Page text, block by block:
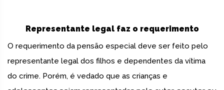
Representante legal faz o requerimento
O requerimento da pensão especial deve ser feito pelo
representante legal dos filhos e dependentes da vítima
do crime. Porém, é vedado que as crianças e